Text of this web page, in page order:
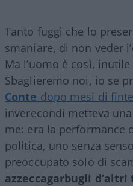
Tanto fuggì che lo
smaniare, di non veder
Ma l’uomo è così,
Sbaglieremo noi, io se
Conte dopo mesi di
inverecondi metteva
me: era la performance
politica, uno senza
preoccupato solo di
azzeccagarbugli d’altri